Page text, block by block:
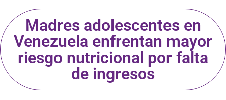
Madres adolescentes en
Venezuela enfrentan mayor
riesgo nutricional por falta
de ingresos